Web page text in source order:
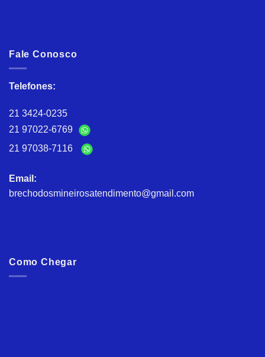
Fale Conosco
Telefones:
21 3424-0235
21 97022-6769
21 97038-7116
Email:
brechodosmineirosatendimento@gmail.com
Como Chegar